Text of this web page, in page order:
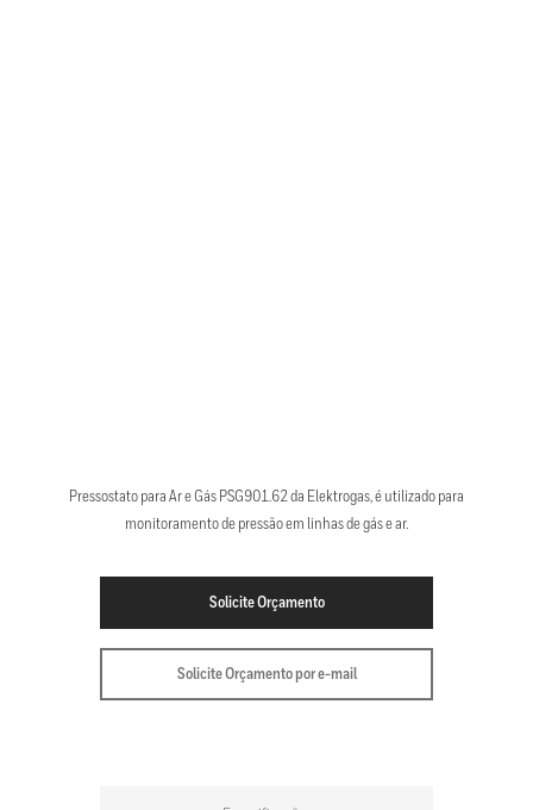
Pressostato para Ar e Gás PSG901.62 da Elektrogas, é utilizado para
monitoramento de pressão em linhas de gás e ar.
Solicite Orçamento
Solicite Orçamento por e-mail